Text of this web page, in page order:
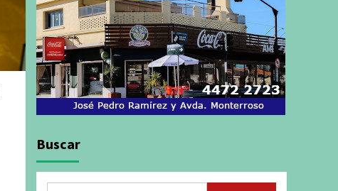
Buscar